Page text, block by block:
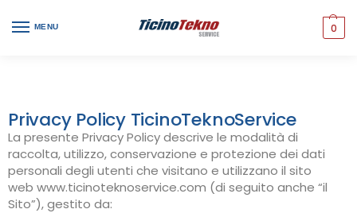
MENU 0
Privacy Policy TicinoTeknoService
La presente Privacy Policy descrive le modalità di
raccolta, utilizzo, conservazione e protezione dei dati
personali degli utenti che visitano e utilizzano il sito
web www.ticinoteknoservice.com (di seguito anche “il
Sito”), gestito da: